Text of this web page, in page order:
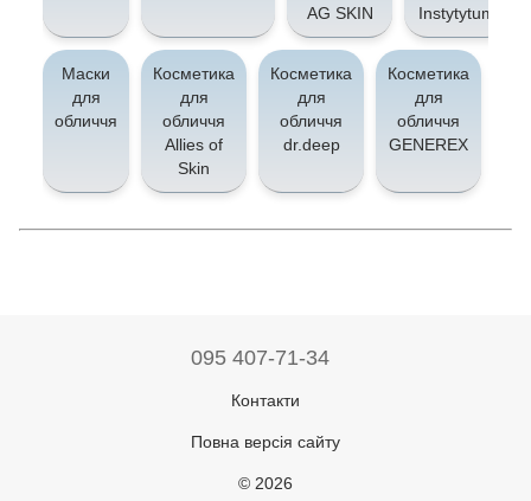
AG SKIN
Instytytum
Маски
для
обличчя
Косметика
для
обличчя
Allies of
Skin
Косметика
для
обличчя
dr.deep
Косметика
для
обличчя
GENEREX
095 407-71-34
Контакти
Повна версія сайту
© 2026